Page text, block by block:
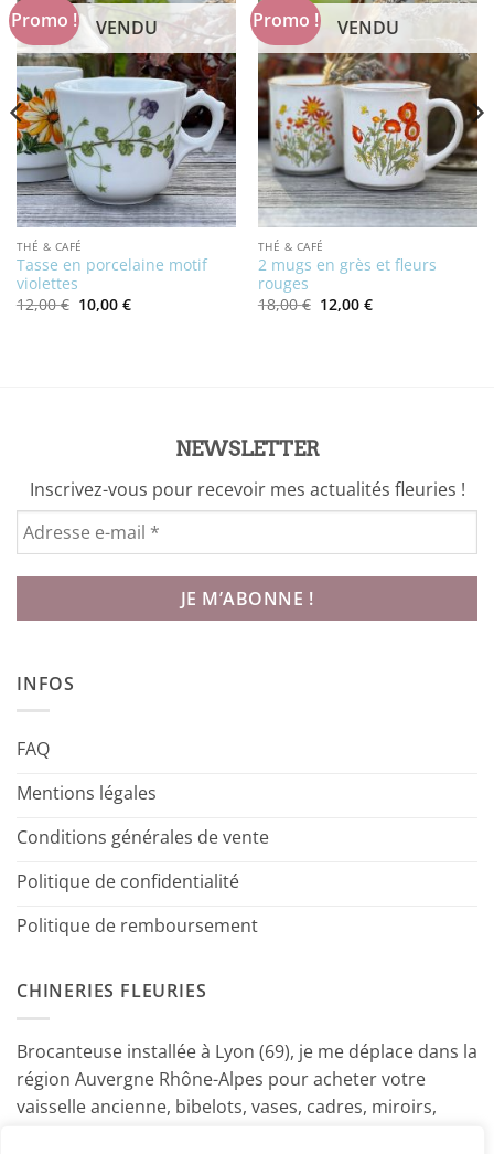
Promo ! VENDU
THÉ & CAFÉ
Tasse en porcelaine motif
violettes
12,00€ Le
prix
10,00 €Le
prix
Promo ! VENDU
THÉ & CAFÉ
2 mugs en grès et fleurs
rouges
18,00€ Le
prix
12,00 €Le
prix
NEWSLETTER
Inscrivez-vous pour recevoir mes actualités fleuries !
INFOS
FAQ
Mentions légales
Conditions générales de vente
Politique de confidentialité
Politique de remboursement
CHINERIES FLEURIES
Brocanteuse installée à Lyon (69), je me déplace dans la
région Auvergne Rhône-Alpes pour acheter votre
vaisselle ancienne, bibelots, vases, cadres, miroirs,